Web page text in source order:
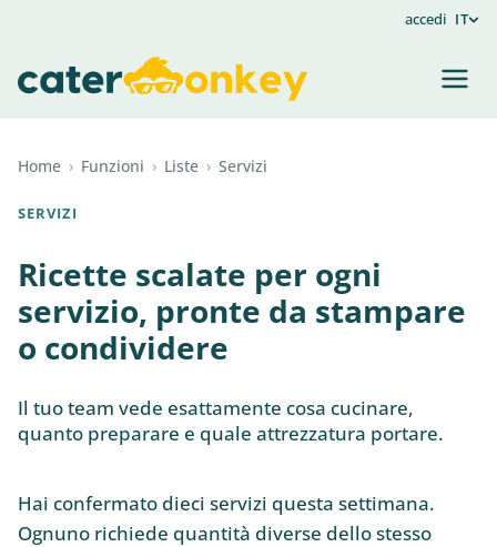
accedi IT
Home › Funzioni › Liste › Servizi
SERVIZI
Ricette scalate per ogni
servizio, pronte da stampare
o condividere
Il tuo team vede esattamente cosa cucinare,
quanto preparare e quale attrezzatura portare.
Hai confermato dieci servizi questa settimana.
Ognuno richiede quantità diverse dello stesso